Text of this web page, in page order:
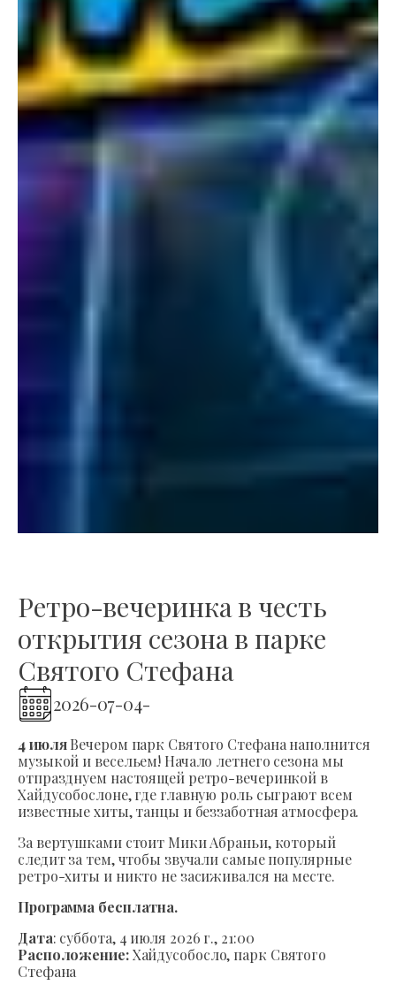
Ретро-вечеринка в честь
открытия сезона в парке
Святого Стефана
2026-07-04-
4 июляВечером парк Святого Стефана наполнится
музыкой и весельем! Начало летнего сезона мы
отпразднуем настоящей ретро-вечеринкой в
Хайдусобослоне, где главную роль сыграют всем
известные хиты, танцы и беззаботная атмосфера.
За вертушками стоит Мики Абраньи, который
следит за тем, чтобы звучали самые популярные
ретро-хиты и никто не засиживался на месте.
Программа бесплатна.
Дата: суббота, 4 июля 2026 г., 21:00
Расположение:Хайдусобосло, парк Святого
Стефана